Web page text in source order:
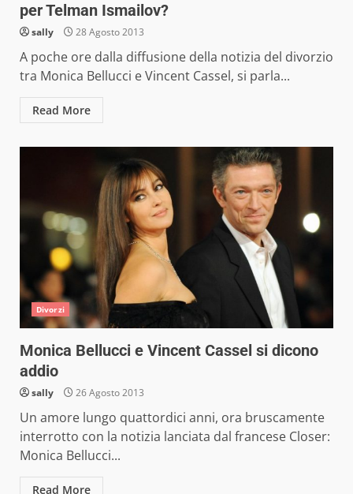
per Telman Ismailov?
sally 28 Agosto 2013
A poche ore dalla diffusione della notizia del divorzio
tra Monica Bellucci e Vincent Cassel, si parla...
Read More
Divorzi
Monica Bellucci e Vincent Cassel si dicono
addio
sally 26 Agosto 2013
Un amore lungo quattordici anni, ora bruscamente
interrotto con la notizia lanciata dal francese Closer:
Monica Bellucci...
Read More